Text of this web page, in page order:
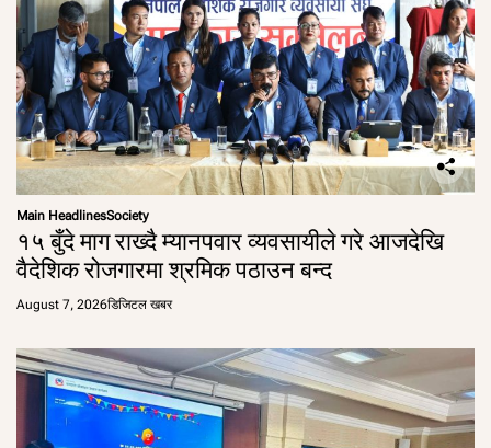
Main HeadlinesSociety
१५ बुँदे माग राख्दै म्यानपवार व्यवसायीले गरे आजदेखि
वैदेशिक रोजगारमा श्रमिक पठाउन बन्द
August 7, 2026डिजिटल खबर